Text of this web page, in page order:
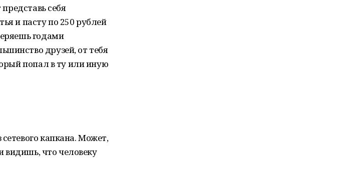
себя
и пасту по 250 рублей
годами
друзей, от тебя
попал в ту или иную
капкана. Может,
видишь, что человеку